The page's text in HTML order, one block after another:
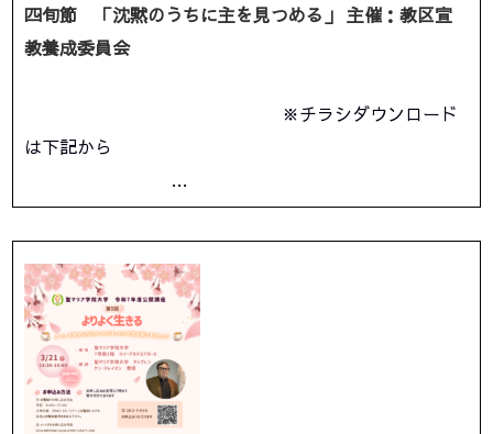
四旬節 「沈黙のうちに主を見つめる」 主催：教区宣
教養成委員会
※チラシダウンロード
は下記から
…